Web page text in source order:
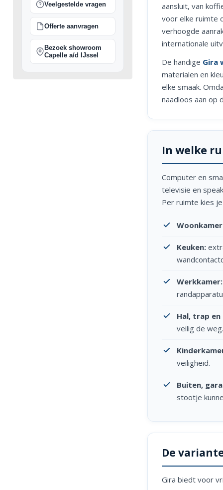
aansluit, van
voor elke ruimte
verhoogde
internationale
De handige Gira
materialen en
elke smaak.
naadloos aan op
In welke
Computer en
televisie en
Per ruimte kies
Keuken:
Werkkamer:
Hal, trap
veilig de weg.
veiligheid.
Buiten,
stootje
De
Gira biedt voor
Veelgestelde vragen
Offerte aanvragen
Bezoek showroom
Capelle a/d IJssel